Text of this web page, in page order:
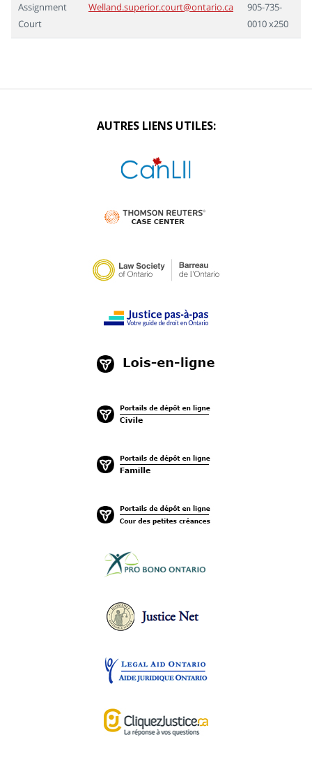
Assignment
Court
Welland.superior.court@ontario.ca
905-735-
0010 x250
AUTRES LIENS UTILES: